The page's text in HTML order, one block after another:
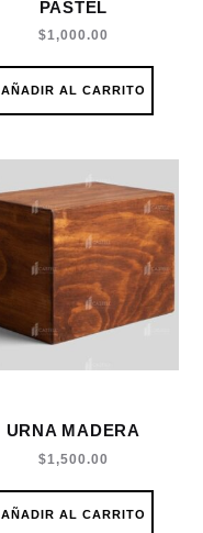
PASTEL
$1,000.00
AÑADIR AL CARRITO
URNA MADERA
$1,500.00
AÑADIR AL CARRITO